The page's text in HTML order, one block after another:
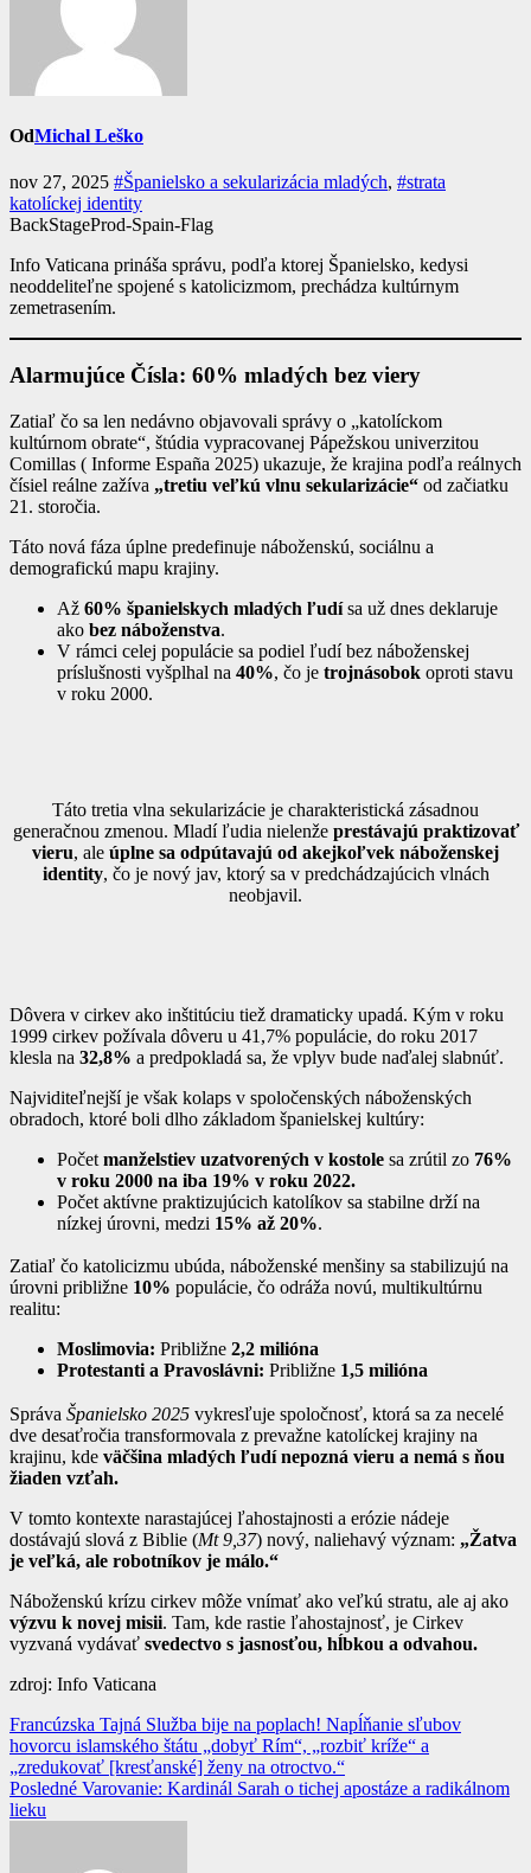
OdMichal Leško
nov 27, 2025 #Španielsko a sekularizácia mladých, #strata
katolíckej identity
BackStageProd-Spain-Flag
Info Vaticana prináša správu, podľa ktorej Španielsko, kedysi
neoddeliteľne spojené s katolicizmom, prechádza kultúrnym
zemetrasením.
Alarmujúce Čísla: 60% mladých bez viery
Zatiaľ čo sa len nedávno objavovali správy o „katolíckom
kultúrnom obrate“, štúdia vypracovanej Pápežskou univerzitou
Comillas ( Informe España 2025) ukazuje, že krajina podľa reálnych
čísiel reálne zažíva „tretiu veľkú vlnu sekularizácie“ od začiatku
21. storočia.
Táto nová fáza úplne predefinuje náboženskú, sociálnu a
demografickú mapu krajiny.
Až 60% španielskych mladých ľudísa už dnes deklaruje
ako bez náboženstva.
V rámci celej populácie sa podiel ľudí bez náboženskej
príslušnosti vyšplhal na 40%, čo je trojnásobok oproti stavu
v roku 2000.
Táto tretia vlna sekularizácie je charakteristická zásadnou
generačnou zmenou. Mladí ľudia nielenže prestávajú praktizovať
vieru, ale úplne sa odpútavajú od akejkoľvek náboženskej
identity, čo je nový jav, ktorý sa v predchádzajúcich vlnách
neobjavil.
Dôvera v cirkev ako inštitúciu tiež dramaticky upadá. Kým v roku
1999 cirkev požívala dôveru u 41,7% populácie, do roku 2017
klesla na 32,8% a predpokladá sa, že vplyv bude naďalej slabnúť.
Najviditeľnejší je však kolaps v spoločenských náboženských
obradoch, ktoré boli dlho základom španielskej kultúry:
Počet manželstiev uzatvorených v kostole sa zrútil zo 76%
v roku 2000 na iba 19% v roku 2022.
Počet aktívne praktizujúcich katolíkov sa stabilne drží na
nízkej úrovni, medzi 15% až 20%.
Zatiaľ čo katolicizmu ubúda, náboženské menšiny sa stabilizujú na
úrovni približne 10% populácie, čo odráža novú, multikultúrnu
realitu:
Moslimovia: Približne 2,2 milióna
Protestanti a Pravoslávni: Približne 1,5 milióna
Správa Španielsko 2025 vykresľuje spoločnosť, ktorá sa za necelé
dve desaťročia transformovala z prevažne katolíckej krajiny na
krajinu, kde väčšina mladých ľudí nepozná vieru a nemá s ňou
žiaden vzťah.
V tomto kontexte narastajúcej ľahostajnosti a erózie nádeje
dostávajú slová z Biblie (Mt 9,37) nový, naliehavý význam: „Žatva
je veľká, ale robotníkov je málo.“
Náboženskú krízu cirkev môže vnímať ako veľkú stratu, ale aj ako
výzvu k novej misii. Tam, kde rastie ľahostajnosť, je Cirkev
vyzvaná vydávať svedectvo s jasnosťou, hĺbkou a odvahou.
zdroj: Info Vaticana
Navigácia
v
článku
Francúzska Tajná Služba bije na poplach! Napĺňanie sľubov
hovorcu islamského štátu „dobyť Rím“, „rozbiť kríže“ a
„zredukovať [kresťanské] ženy na otroctvo.“
Posledné Varovanie: Kardinál Sarah o tichej apostáze a radikálnom
lieku